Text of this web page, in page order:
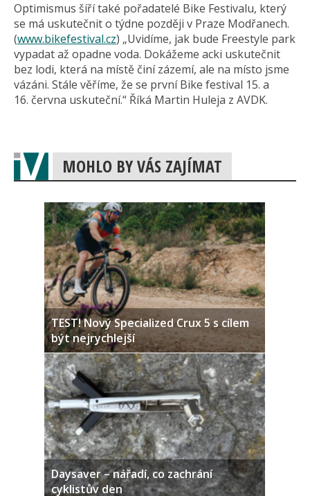
Optimismus šíří také pořadatelé Bike Festivalu, který
se má uskutečnit o týdne později v Praze Modřanech.
(www.bikefestival.cz) „Uvidíme, jak bude Freestyle park
vypadat až opadne voda. Dokážeme acki uskutečnit
bez lodi, která na místě činí zázemí, ale na místo jsme
vázáni. Stále věříme, že se první Bike festival 15. a
16. června uskuteční.“ Říká Martin Huleja z AVDK.
MOHLO BY VÁS ZAJÍMAT
TEST! Nový Specialized Crux 5 s cílem
být nejrychlejší
Daysaver – nářadí, co zachrání
cyklistův den